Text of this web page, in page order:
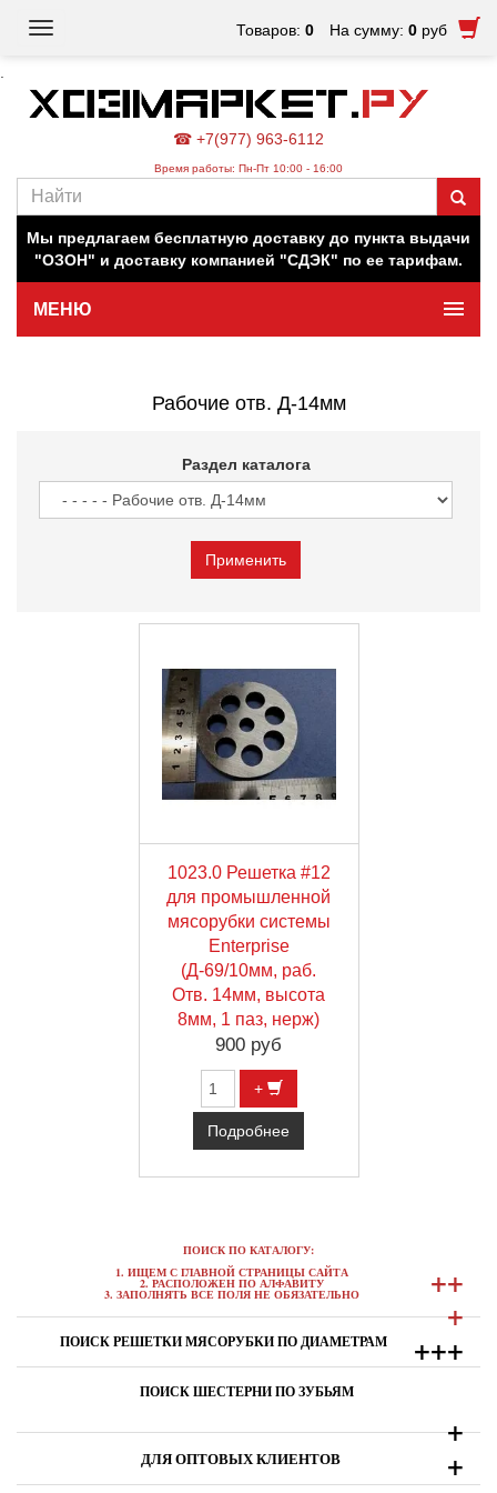
Товаров: 0 На сумму: 0 руб
Toggle
☎ +7(977) 963-6112
Время работы: Пн-Пт 10:00 - 16:00
Наш магазин работает для вас в обычном режиме. Все
Мы предлагаем бесплатную доставку до пункта выдачи
"ОЗОН" и доставку компанией "СДЭК" по ее тарифам.
МЕНЮ
Рабочие отв. Д-14мм
Раздел каталога
1023.0 Решетка #12
для промышленной
мясорубки системы
Enterprise
(Д-69/10мм, раб.
Отв. 14мм, высота
8мм, 1 паз, нерж)
900 руб
+
Подробнее
ПОИСК ПО КАТАЛОГУ:
1. ИЩЕМ С ГЛАВНОЙ СТРАНИЦЫ САЙТА
+
+
2. РАСПОЛОЖЕН ПО АЛФАВИТУ
3. ЗАПОЛНЯТЬ ВСЕ ПОЛЯ НЕ ОБЯЗАТЕЛЬНО +
ПОИСК РЕШЕТКИ МЯСОРУБКИ ПО ДИАМЕТРАМ +
+
+
ПОИСК ШЕСТЕРНИ ПО ЗУБЬЯМ
+
ДЛЯ ОПТОВЫХ КЛИЕНТОВ +